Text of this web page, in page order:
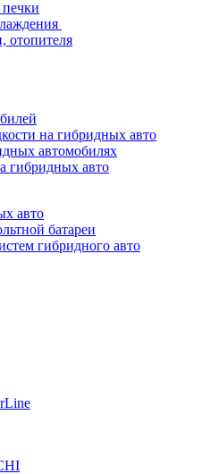
отопителя
на гибридных авто
автомобилях
гибридных авто
авто
батареи
гибридного авто